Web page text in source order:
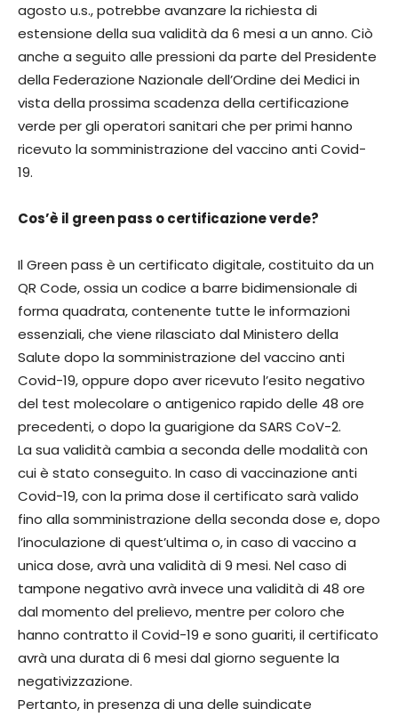
agosto u.s., potrebbe avanzare la richiesta di
estensione della sua validità da 6 mesi a un anno. Ciò
anche a seguito alle pressioni da parte del Presidente
della Federazione Nazionale dell’Ordine dei Medici in
vista della prossima scadenza della certificazione
verde per gli operatori sanitari che per primi hanno
ricevuto la somministrazione del vaccino anti Covid-
19.
Cos’è il green pass o certificazione verde?
Il Green pass è un certificato digitale, costituito da un
QR Code, ossia un codice a barre bidimensionale di
forma quadrata, contenente tutte le informazioni
essenziali, che viene rilasciato dal Ministero della
Salute dopo la somministrazione del vaccino anti
Covid-19, oppure dopo aver ricevuto l’esito negativo
del test molecolare o antigenico rapido delle 48 ore
precedenti, o dopo la guarigione da SARS CoV-2.
La sua validità cambia a seconda delle modalità con
cui è stato conseguito. In caso di vaccinazione anti
Covid-19, con la prima dose il certificato sarà valido
fino alla somministrazione della seconda dose e, dopo
l’inoculazione di quest’ultima o, in caso di vaccino a
unica dose, avrà una validità di 9 mesi. Nel caso di
tampone negativo avrà invece una validità di 48 ore
dal momento del prelievo, mentre per coloro che
hanno contratto il Covid-19 e sono guariti, il certificato
avrà una durata di 6 mesi dal giorno seguente la
negativizzazione.
Pertanto, in presenza di una delle suindicate